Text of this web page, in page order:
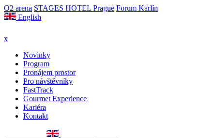
O2 arena STAGES HOTEL Prague Forum Karlín
English
x
Novinky
Program
Pronájem prostor
Pro návštěvníky
FastTrack
Gourmet Experience
Kariéra
Kontakt